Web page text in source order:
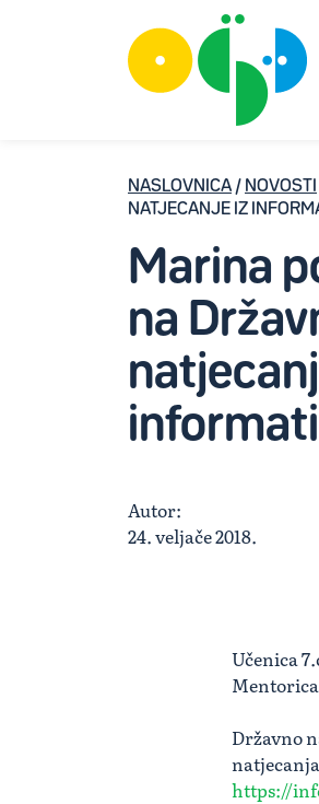
NASLOVNICA / NOVOSTI
NATJECANJE IZ
Marina
na
Autor:
24. veljače 2018.
Učenica
Državno
https://